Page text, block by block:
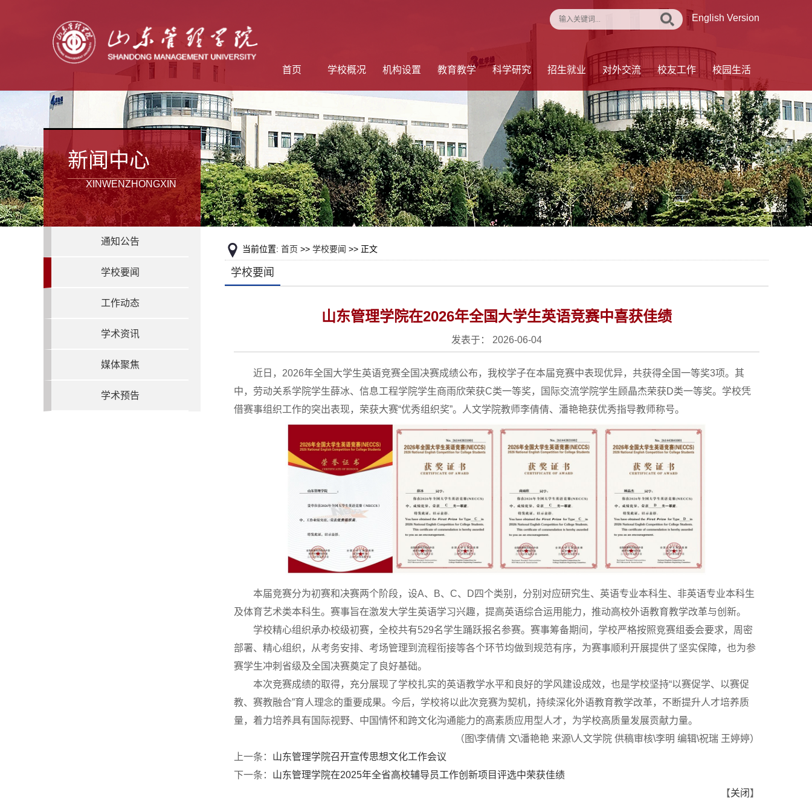
English Version
首页 学校概况 机构设置 教育教学 科学研究 招生就业 对外交流 校友工作 校园生活
新闻中心
XINWENZHONGXIN
通知公告
学校要闻
工作动态
学术资讯
媒体聚焦
学术预告
当前位置: 首页 >> 学校要闻 >> 正文
学校要闻
山东管理学院在2026年全国大学生英语竞赛中喜获佳绩
发表于： 2026-06-04
近日，2026年全国大学生英语竞赛全国决赛成绩公布，我校学子在本届竞赛中表现优异，共获得全国一等奖3项。其
中，劳动关系学院学生薛冰、信息工程学院学生商雨欣荣获C类一等奖，国际交流学院学生顾晶杰荣获D类一等奖。学校凭
借赛事组织工作的突出表现，荣获大赛“优秀组织奖”。人文学院教师李倩倩、潘艳艳获优秀指导教师称号。
本届竞赛分为初赛和决赛两个阶段，设A、B、C、D四个类别，分别对应研究生、英语专业本科生、非英语专业本科生
及体育艺术类本科生。赛事旨在激发大学生英语学习兴趣，提高英语综合运用能力，推动高校外语教育教学改革与创新。
学校精心组织承办校级初赛，全校共有529名学生踊跃报名参赛。赛事筹备期间，学校严格按照竞赛组委会要求，周密
部署、精心组织，从考务安排、考场管理到流程衔接等各个环节均做到规范有序，为赛事顺利开展提供了坚实保障，也为参
赛学生冲刺省级及全国决赛奠定了良好基础。
本次竞赛成绩的取得，充分展现了学校扎实的英语教学水平和良好的学风建设成效，也是学校坚持“以赛促学、以赛促
教、赛教融合”育人理念的重要成果。今后，学校将以此次竞赛为契机，持续深化外语教育教学改革，不断提升人才培养质
量，着力培养具有国际视野、中国情怀和跨文化沟通能力的高素质应用型人才，为学校高质量发展贡献力量。
（图\李倩倩 文\潘艳艳 来源\人文学院 供稿审核\李明 编辑\祝瑞 王婷婷）
上一条： 山东管理学院召开宣传思想文化工作会议
下一条： 山东管理学院在2025年全省高校辅导员工作创新项目评选中荣获佳绩
【关闭 】